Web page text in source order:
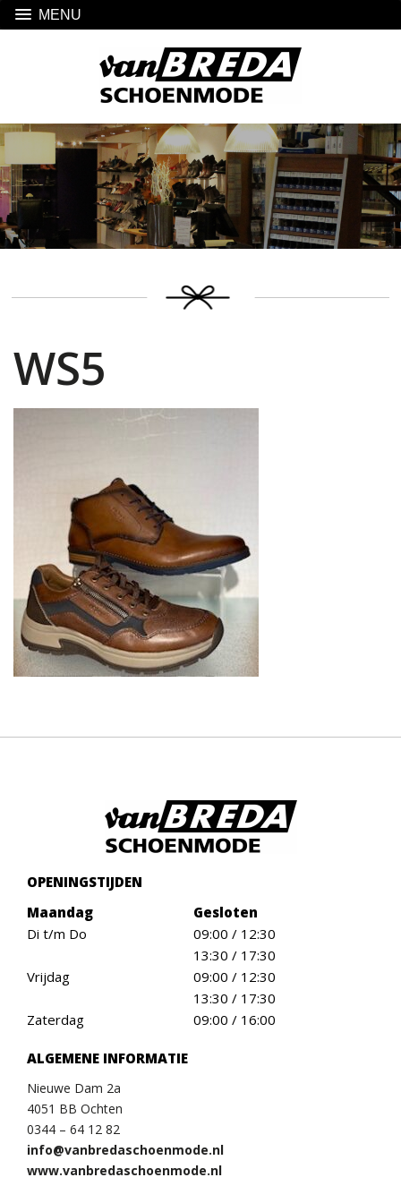
MENU
WS5
OPENINGSTIJDEN
Maandag
Gesloten
Di t/m Do
09:00 / 12:30
13:30 / 17:30
Vrijdag
09:00 / 12:30
13:30 / 17:30
Zaterdag
09:00 / 16:00
ALGEMENE INFORMATIE
Nieuwe Dam 2a
4051 BB Ochten
0344 – 64 12 82
info@vanbredaschoenmode.nl
www.vanbredaschoenmode.nl